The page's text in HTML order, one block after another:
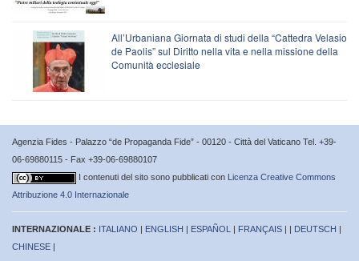
All’Urbaniana Giornata di studi della “Cattedra Velasio
de Paolis” sul Diritto nella vita e nella missione della
Comunità ecclesiale
Agenzia Fides - Palazzo “de Propaganda Fide” - 00120 - Città del Vaticano Tel. +39-
06-69880115 - Fax +39-06-69880107
I contenuti del sito sono pubblicati con Licenza Creative Commons
Attribuzione 4.0 Internazionale
INTERNAZIONALE : ITALIANO | ENGLISH | ESPAÑOL | FRANÇAIS | | DEUTSCH |
CHINESE |